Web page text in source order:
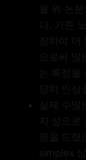
을 위 논
다. 기존
장하여 더
으로써 많
는 특징을
당히 인상
실제 수많
지 상으로
명을 드렸
simplex